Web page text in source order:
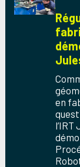
en
l’IRT